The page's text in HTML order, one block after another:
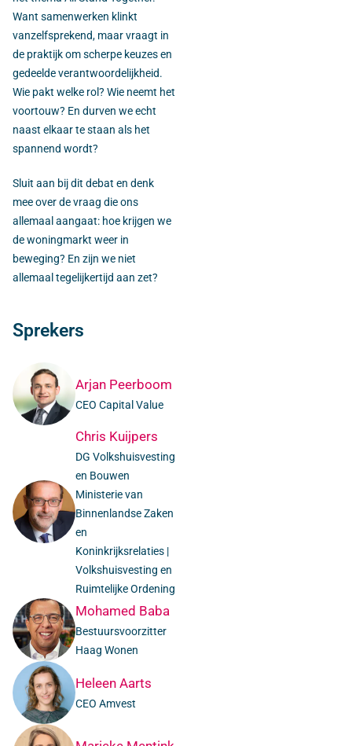
Want samenwerken klinkt
vanzelfsprekend, maar vraagt in
de praktijk om scherpe keuzes en
gedeelde verantwoordelijkheid.
Wie pakt welke rol? Wie neemt het
voortouw? En durven we echt
naast elkaar te staan als het
spannend wordt?
Sluit aan bij dit debat en denk
mee over de vraag die ons
allemaal aangaat: hoe krijgen we
de woningmarkt weer in
beweging? En zijn we niet
allemaal tegelijkertijd aan zet?
Sprekers
Arjan Peerboom
CEO Capital Value
Chris Kuijpers
DG Volkshuisvesting
en Bouwen
Ministerie van
Binnenlandse Zaken
en
Koninkrijksrelaties |
Volkshuisvesting en
Ruimtelijke Ordening
Mohamed Baba
Bestuursvoorzitter
Haag Wonen
Heleen Aarts
CEO Amvest